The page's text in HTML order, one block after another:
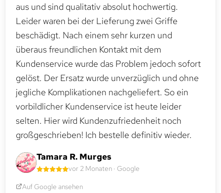
aus und sind qualitativ absolut hochwertig.
Leider waren bei der Lieferung zwei Griffe
beschädigt. Nach einem sehr kurzen und
überaus freundlichen Kontakt mit dem
Kundenservice wurde das Problem jedoch sofort
gelöst. Der Ersatz wurde unverzüglich und ohne
jegliche Komplikationen nachgeliefert. So ein
vorbildlicher Kundenservice ist heute leider
selten. Hier wird Kundenzufriedenheit noch
großgeschrieben! Ich bestelle definitiv wieder.
Tamara R. Murges
vor 2 Monaten · Google
Auf Google ansehen